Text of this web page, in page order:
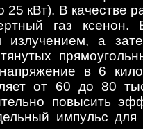
25 кВт). В качестве
газ ксенон.
излучением, а
в 6
от 60 до 80
повысить
импульс для